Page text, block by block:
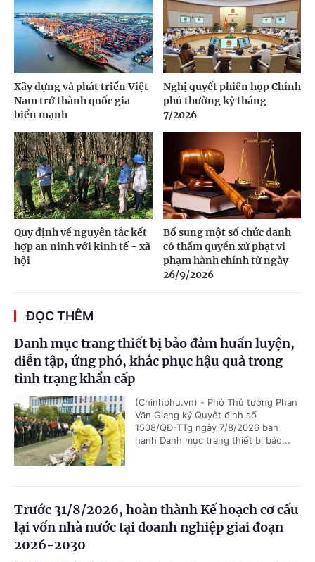
Xây dựng và phát triển Việt
Nam trở thành quốc gia
biển mạnh
Nghị quyết phiên họp Chính
phủ thường kỳ tháng
7/2026
Quy định về nguyên tắc kết
hợp an ninh với kinh tế - xã
hội
Bổ sung một số chức danh
có thẩm quyền xử phạt vi
phạm hành chính từ ngày
26/9/2026
ĐỌC THÊM
Danh mục trang thiết bị bảo đảm huấn luyện,
diễn tập, ứng phó, khắc phục hậu quả trong
tình trạng khẩn cấp
(Chinhphu.vn) - Phó Thủ tướng Phan
Văn Giang ký Quyết định số
1508/QĐ-TTg ngày 7/8/2026 ban
hành Danh mục trang thiết bị bảo...
Trước 31/8/2026, hoàn thành Kế hoạch cơ cấu
lại vốn nhà nước tại doanh nghiệp giai đoạn
2026-2030